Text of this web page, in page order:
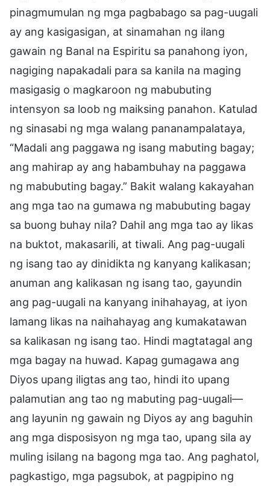
pinagmumulan ng mga pagbabago sa pag-uugali
ay ang kasigasigan, at sinamahan ng ilang
gawain ng Banal na Espiritu sa panahong iyon,
nagiging napakadali para sa kanila na maging
masigasig o magkaroon ng mabubuting
intensyon sa loob ng maiksing panahon. Katulad
ng sinasabi ng mga walang pananampalataya,
“Madali ang paggawa ng isang mabuting bagay;
ang mahirap ay ang habambuhay na paggawa
ng mabubuting bagay.” Bakit walang kakayahan
ang mga tao na gumawa ng mabubuting bagay
sa buong buhay nila? Dahil ang mga tao ay likas
na buktot, makasarili, at tiwali. Ang pag-uugali
ng isang tao ay dinidikta ng kanyang kalikasan;
anuman ang kalikasan ng isang tao, gayundin
ang pag-uugali na kanyang inihahayag, at iyon
lamang likas na naihahayag ang kumakatawan
sa kalikasan ng isang tao. Hindi magtatagal ang
mga bagay na huwad. Kapag gumagawa ang
Diyos upang iligtas ang tao, hindi ito upang
palamutian ang tao ng mabuting pag-uugali—
ang layunin ng gawain ng Diyos ay ang baguhin
ang mga disposisyon ng mga tao, upang sila ay
muling isilang na bagong mga tao. Ang paghatol,
pagkastigo, mga pagsubok, at pagpipino ng